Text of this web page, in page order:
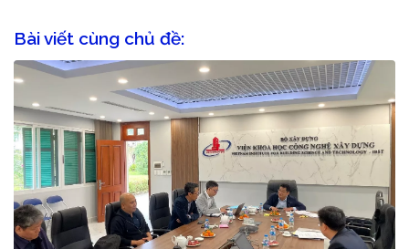
Bài viết cùng chủ đề: